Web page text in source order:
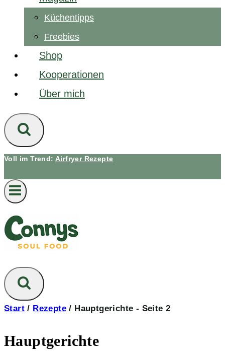
Küchentipps
Freebies
Shop
Kooperationen
Über mich
Voll im Trend: Airfryer Rezepte
Start / Rezepte / Hauptgerichte - Seite 2
Hauptgerichte